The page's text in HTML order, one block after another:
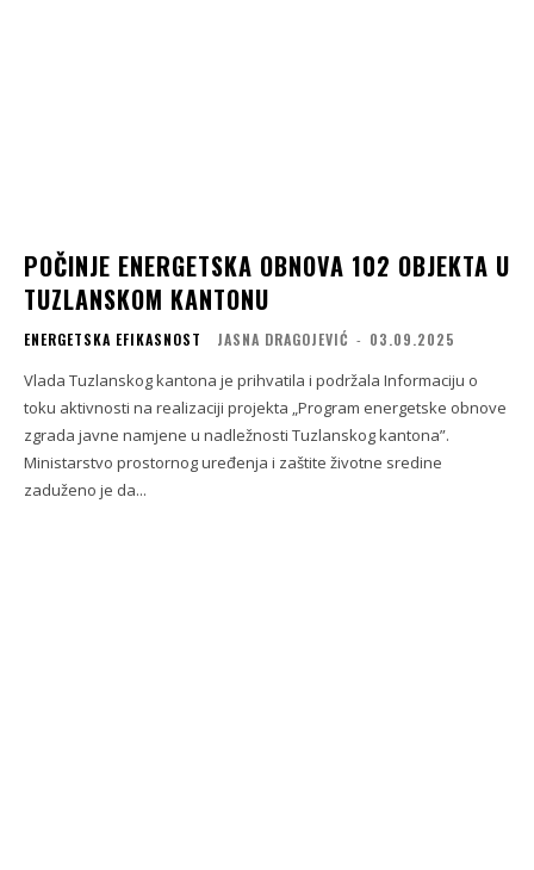
POČINJE ENERGETSKA OBNOVA 102 OBJEKTA U
TUZLANSKOM KANTONU
ENERGETSKA EFIKASNOST JASNA DRAGOJEVIĆ - 03.09.2025
Vlada Tuzlanskog kantona je prihvatila i podržala Informaciju o
toku aktivnosti na realizaciji projekta „Program energetske obnove
zgrada javne namjene u nadležnosti Tuzlanskog kantona”.
Ministarstvo prostornog uređenja i zaštite životne sredine
zaduženo je da...